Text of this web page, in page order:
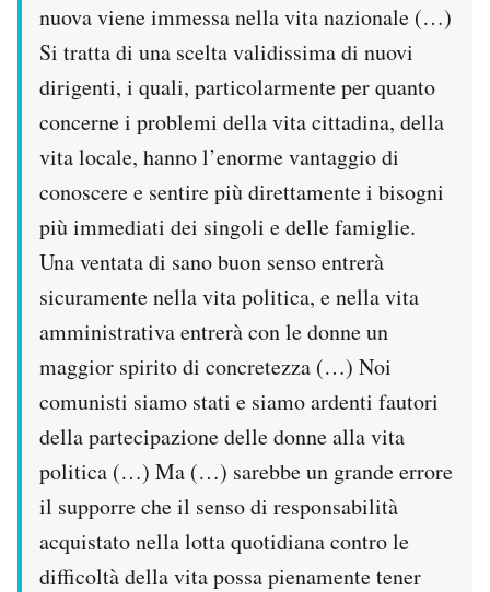
nuova viene immessa nella vita nazionale (…)
Si tratta di una scelta validissima di nuovi
dirigenti, i quali, particolarmente per quanto
concerne i problemi della vita cittadina, della
vita locale, hanno l’enorme vantaggio di
conoscere e sentire più direttamente i bisogni
più immediati dei singoli e delle famiglie.
Una ventata di sano buon senso entrerà
sicuramente nella vita politica, e nella vita
amministrativa entrerà con le donne un
maggior spirito di concretezza (…) Noi
comunisti siamo stati e siamo ardenti fautori
della partecipazione delle donne alla vita
politica (…) Ma (…) sarebbe un grande errore
il supporre che il senso di responsabilità
acquistato nella lotta quotidiana contro le
difficoltà della vita possa pienamente tener